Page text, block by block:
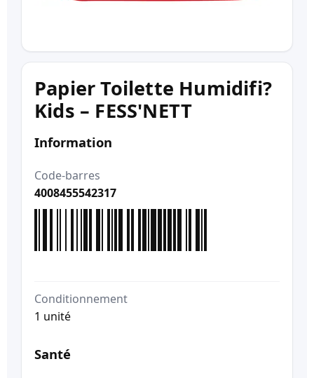
Papier Toilette Humidifi?
Kids – FESS'NETT
Information
Code-barres
4008455542317
Conditionnement
1 unité
Santé